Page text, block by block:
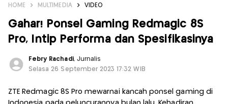
HOME MULTIMEDIA VIDEO
Gahar! Ponsel Gaming Redmagic 8S
Pro, Intip Performa dan Spesifikasinya
Febry Rachadi, Jurnalis
Selasa 26 September 2023 17:32 WIB
ZTE Redmagic 8S Pro mewarnai kancah ponsel gaming di